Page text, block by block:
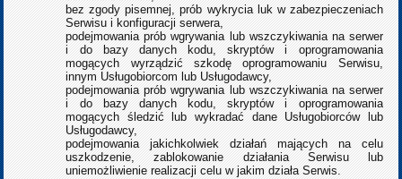
bez zgody pisemnej, prób wykrycia luk w zabezpieczeniach
Serwisu i konfiguracji serwera,
podejmowania prób wgrywania lub wszczykiwania na serwer
i do bazy danych kodu, skryptów i oprogramowania
mogących wyrządzić szkodę oprogramowaniu Serwisu,
innym Usługobiorcom lub Usługodawcy,
podejmowania prób wgrywania lub wszczykiwania na serwer
i do bazy danych kodu, skryptów i oprogramowania
mogących śledzić lub wykradać dane Usługobiorców lub
Usługodawcy,
podejmowania jakichkolwiek działań mających na celu
uszkodzenie, zablokowanie działania Serwisu lub
uniemożliwienie realizacji celu w jakim działa Serwis.